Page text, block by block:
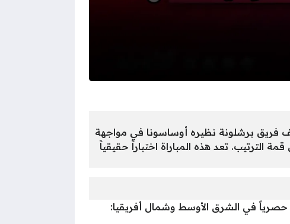
منافسات الدوري الإسباني للموسم 2025/2026، حيث يستضيف فريق برشلونة نظيره أوساسونا في مواجهة
الترتيب. تعد هذه المباراة اختباراً حقيقياً
حصرياً في الشرق الأوسط وشمال أفريقيا: